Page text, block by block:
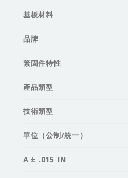
基板材料
品牌
緊固件特性
產品類型
技術類型
單位（公制/統一）
A ± .015_IN